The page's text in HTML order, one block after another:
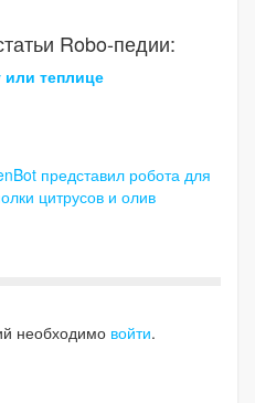
Robo-педии:
теплице
представил робота для
цитрусов и олив
необходимо войти.